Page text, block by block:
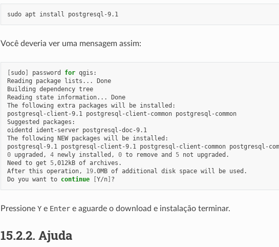
sudo apt install postgresql-9.1
Você deveria ver uma mensagem assim:
[sudo] password for qgis:
Reading
package lists...
Done
Building dependency tree
Reading
state information...
Done
The following extra packages will be installed:
postgresql-client-9.1 postgresql-client-common postgresql-common
Suggested
packages:
oidentd
ident-server postgresql-doc-9.1
The following NEW packages will be installed:
postgresql-9.1 postgresql-client-9.1 postgresql-client-common
0 upgraded, 4 newly installed, 0 to remove and 5 not
upgraded.
Need
to get 5,012kB of archives.
After this operation, 19.0MB of additional disk space will be used.
Do you want to continue [Y/n]
Pressione Ye Entere aguarde o download e instalação terminar.
15.2.2. Ajuda